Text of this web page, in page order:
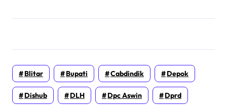
Blitar Bupati Cabdindik Depok
Dishub DLH Dpc Aswin Dprd